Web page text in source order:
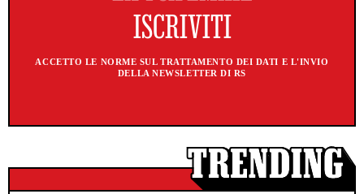
ACCETTO LE NORME SUL TRATTAMENTO DEI DATI E L'INVIO
DELLA NEWSLETTER DI RS